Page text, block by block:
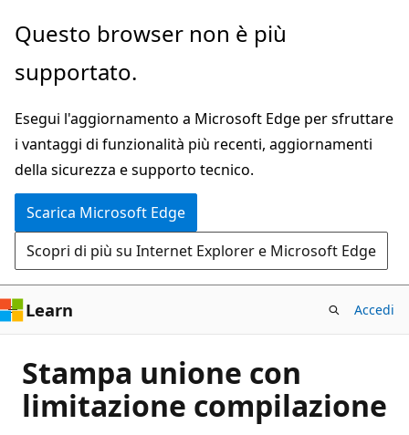
Ignora
passa
contenuto
principale
Questo browser non è più
supportato.
Esegui l'aggiornamento a Microsoft Edge per sfruttare
i vantaggi di funzionalità più recenti, aggiornamenti
della sicurezza e supporto tecnico.
Scarica Microsoft Edge
Scopri di più su Internet Explorer e Microsoft Edge
Learn Accedi
Stampa unione con
limitazione compilazione